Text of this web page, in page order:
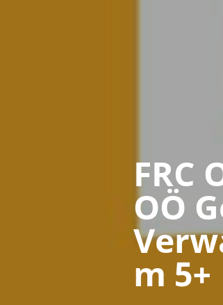
FRC
OÖ
m 5+